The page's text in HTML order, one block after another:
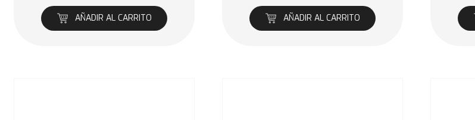
AÑADIR AL CARRITO AÑADIR AL CARRITO